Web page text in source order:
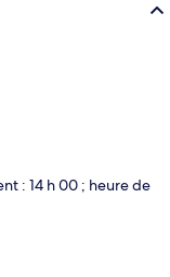
: 14 h 00 ; heure de